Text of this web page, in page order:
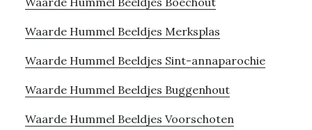
Waarde Hummel Beeldjes Merksplas
Waarde Hummel Beeldjes Sint-annaparochie
Waarde Hummel Beeldjes Buggenhout
Waarde Hummel Beeldjes Voorschoten